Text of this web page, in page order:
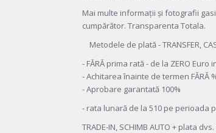
Mai multe informații și fotografii
cumpărător. Transparenta Totala.
Metodele de plată - TRANSFER,
- FĂRĂ prima rată - de la ZERO Euro
- Achitarea înainte de termen FĂRĂ
- Aprobare garantată 100%
- rata lunară de la 510 pe perioada
TRADE-IN, SCHIMB AUTO + plata